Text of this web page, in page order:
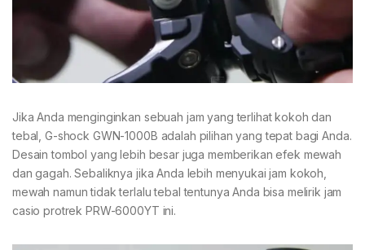
Jika Anda menginginkan sebuah jam yang terlihat kokoh dan
tebal, G-shock GWN-1000B adalah pilihan yang tepat bagi Anda.
Desain tombol yang lebih besar juga memberikan efek mewah
dan gagah. Sebaliknya jika Anda lebih menyukai jam kokoh,
mewah namun tidak terlalu tebal tentunya Anda bisa melirik jam
casio protrek PRW-6000YT ini.